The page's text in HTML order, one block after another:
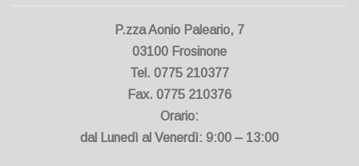
P.zza Aonio Paleario, 7
03100 Frosinone
Tel. 0775 210377
Fax. 0775 210376
Orario:
dal Lunedì al Venerdì: 9:00 – 13:00